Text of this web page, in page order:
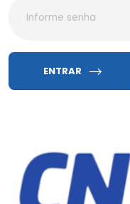
ENTRAR